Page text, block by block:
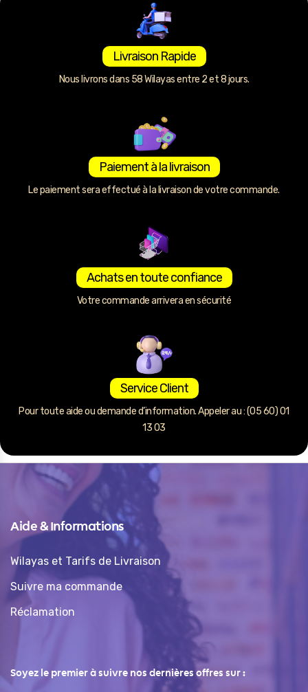
Livraison Rapide
Nous livrons dans 58 Wilayas entre 2 et 8 jours.
Paiement à la livraison
Le paiement sera effectué à la livraison de votre commande.
Achats en toute confiance
Votre commande arrivera en sécurité
Service Client
Pour toute aide ou demande d’information. Appeler au : (05 60) 01
13 03
Aide & Informations
Wilayas et Tarifs de Livraison
Suivre ma commande
Réclamation
Soyez le premier à suivre nos dernières offres sur :